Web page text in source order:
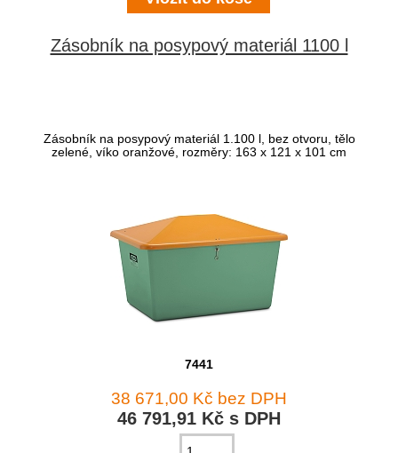
Zásobník na posypový materiál 1100 l
Zásobník na posypový materiál 1.100 l, bez otvoru, tělo
zelené, víko oranžové, rozměry: 163 x 121 x 101 cm
7441
38 671,00 Kč bez DPH
46 791,91 Kč s DPH